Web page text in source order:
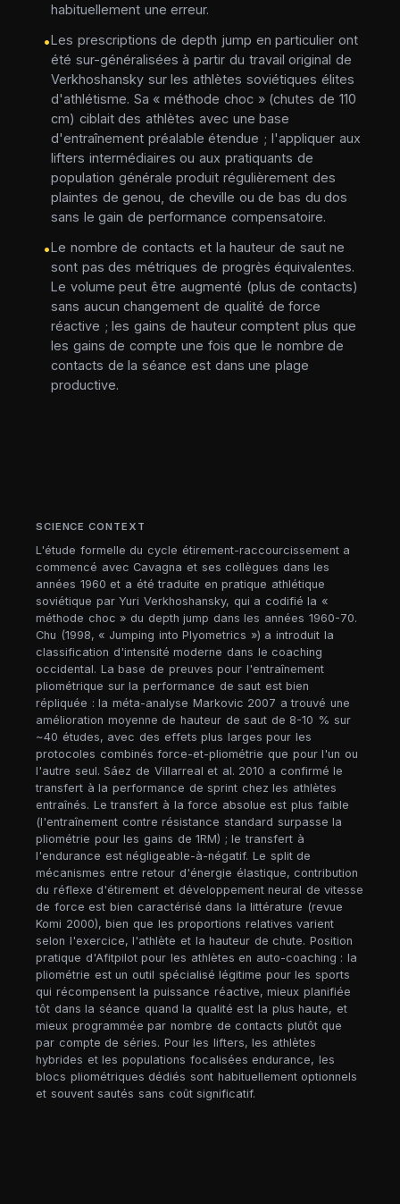
habituellement une erreur.
•Les prescriptions de depth jump en particulier ont
été sur-généralisées à partir du travail original de
Verkhoshansky sur les athlètes soviétiques élites
d'athlétisme. Sa « méthode choc » (chutes de 110
cm) ciblait des athlètes avec une base
d'entraînement préalable étendue ; l'appliquer aux
lifters intermédiaires ou aux pratiquants de
population générale produit régulièrement des
plaintes de genou, de cheville ou de bas du dos
sans le gain de performance compensatoire.
•Le nombre de contacts et la hauteur de saut ne
sont pas des métriques de progrès équivalentes.
Le volume peut être augmenté (plus de contacts)
sans aucun changement de qualité de force
réactive ; les gains de hauteur comptent plus que
les gains de compte une fois que le nombre de
contacts de la séance est dans une plage
productive.
SCIENCE CONTEXT
L'étude formelle du cycle étirement-raccourcissement a
commencé avec Cavagna et ses collègues dans les
années 1960 et a été traduite en pratique athlétique
soviétique par Yuri Verkhoshansky, qui a codifié la «
méthode choc » du depth jump dans les années 1960-70.
Chu (1998, « Jumping into Plyometrics ») a introduit la
classification d'intensité moderne dans le coaching
occidental. La base de preuves pour l'entraînement
pliométrique sur la performance de saut est bien
répliquée : la méta-analyse Markovic 2007 a trouvé une
amélioration moyenne de hauteur de saut de 8-10 % sur
~40 études, avec des effets plus larges pour les
protocoles combinés force-et-pliométrie que pour l'un ou
l'autre seul. Sáez de Villarreal et al. 2010 a confirmé le
transfert à la performance de sprint chez les athlètes
entraînés. Le transfert à la force absolue est plus faible
(l'entraînement contre résistance standard surpasse la
pliométrie pour les gains de 1RM) ; le transfert à
l'endurance est négligeable-à-négatif. Le split de
mécanismes entre retour d'énergie élastique, contribution
du réflexe d'étirement et développement neural de vitesse
de force est bien caractérisé dans la littérature (revue
Komi 2000), bien que les proportions relatives varient
selon l'exercice, l'athlète et la hauteur de chute. Position
pratique d'Afitpilot pour les athlètes en auto-coaching : la
pliométrie est un outil spécialisé légitime pour les sports
qui récompensent la puissance réactive, mieux planifiée
tôt dans la séance quand la qualité est la plus haute, et
mieux programmée par nombre de contacts plutôt que
par compte de séries. Pour les lifters, les athlètes
hybrides et les populations focalisées endurance, les
blocs pliométriques dédiés sont habituellement optionnels
et souvent sautés sans coût significatif.